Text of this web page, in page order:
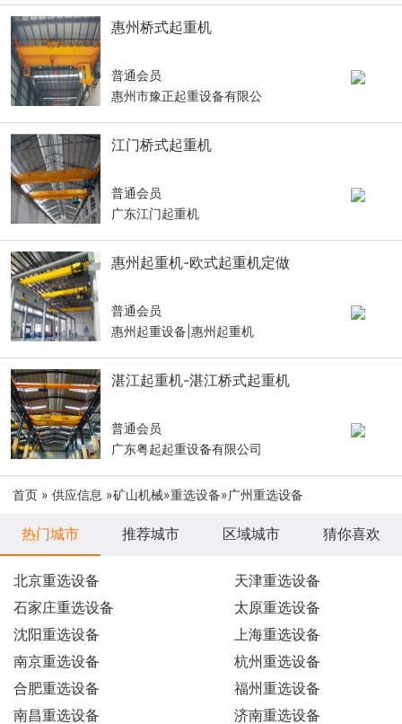
惠州桥式起重机
普通会员
惠州市豫正起重设备有限公
江门桥式起重机
普通会员
广东江门起重机
惠州起重机-欧式起重机定做
普通会员
惠州起重设备|惠州起重机
湛江起重机-湛江桥式起重机
普通会员
广东粤起起重设备有限公司
首页 » 供应信息 »矿山机械»重选设备»广州重选设备
热门城市 推荐城市 区域城市 猜你喜欢
北京重选设备
天津重选设备
石家庄重选设备
太原重选设备
沈阳重选设备
上海重选设备
南京重选设备
杭州重选设备
合肥重选设备
福州重选设备
南昌重选设备
济南重选设备